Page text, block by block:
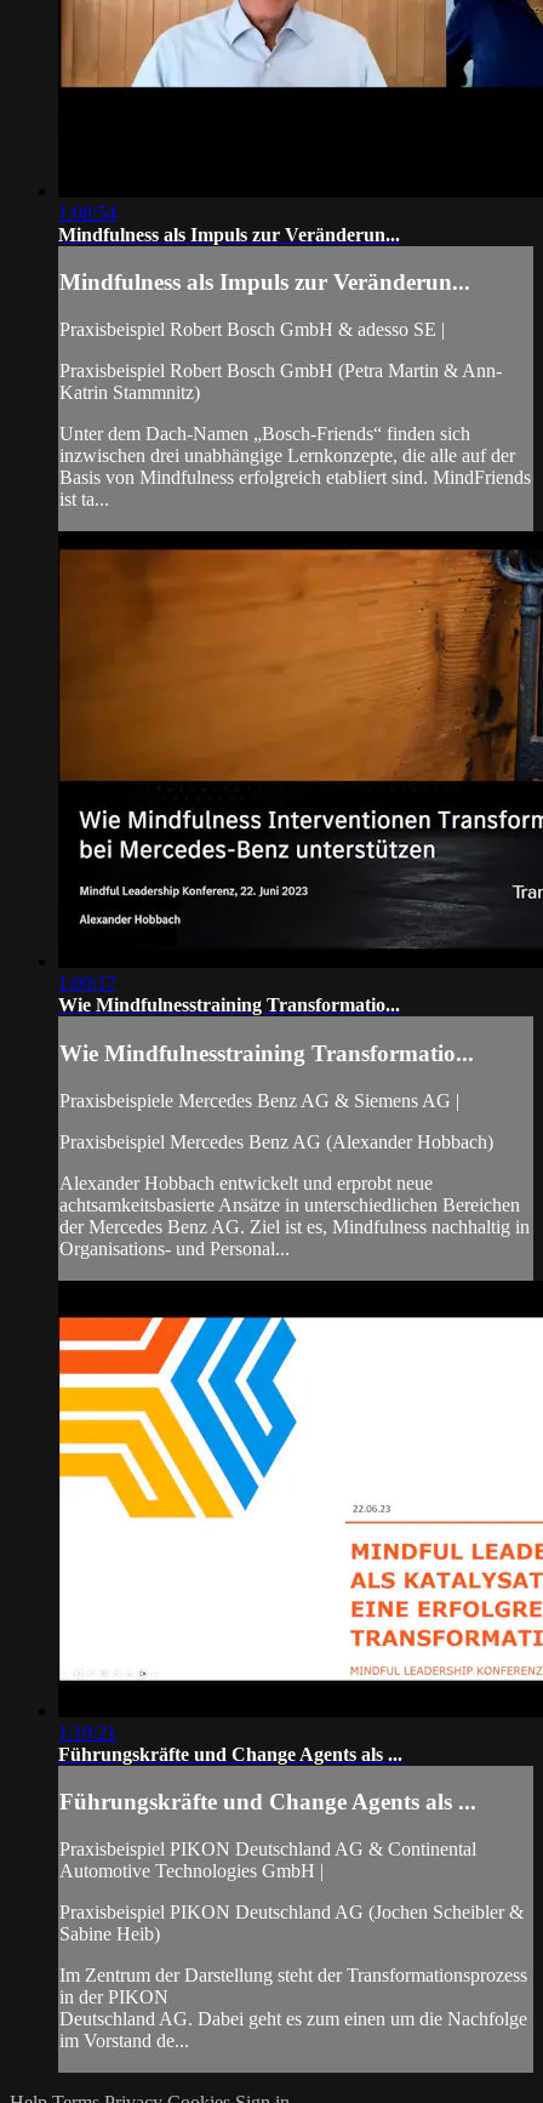
1:08:54
Mindfulness als Impuls zur Veränderun...
Mindfulness als Impuls zur Veränderun...
Praxisbeispiel Robert Bosch GmbH & adesso SE |
Praxisbeispiel Robert Bosch GmbH (Petra Martin & Ann-
Katrin Stammnitz)
Unter dem Dach-Namen „Bosch-Friends“ finden sich
inzwischen drei unabhängige Lernkonzepte, die alle auf der
Basis von Mindfulness erfolgreich etabliert sind. MindFriends
ist ta...
1:00:17
Wie Mindfulnesstraining Transformatio...
Wie Mindfulnesstraining Transformatio...
Praxisbeispiele Mercedes Benz AG & Siemens AG |
Praxisbeispiel Mercedes Benz AG (Alexander Hobbach)
Alexander Hobbach entwickelt und erprobt neue
achtsamkeitsbasierte Ansätze in unterschiedlichen Bereichen
der Mercedes Benz AG. Ziel ist es, Mindfulness nachhaltig in
Organisations- und Personal...
1:10:21
Führungskräfte und Change Agents als ...
Führungskräfte und Change Agents als ...
Praxisbeispiel PIKON Deutschland AG & Continental
Automotive Technologies GmbH |
Praxisbeispiel PIKON Deutschland AG (Jochen Scheibler &
Sabine Heib)
Im Zentrum der Darstellung steht der Transformationsprozess
in der PIKON
Deutschland AG. Dabei geht es zum einen um die Nachfolge
im Vorstand de...